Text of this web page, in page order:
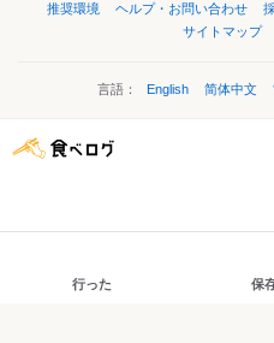
推奨環境
ヘルプ・お問い合わせ
サイトマップ
言語： English 简体中文
行った 保